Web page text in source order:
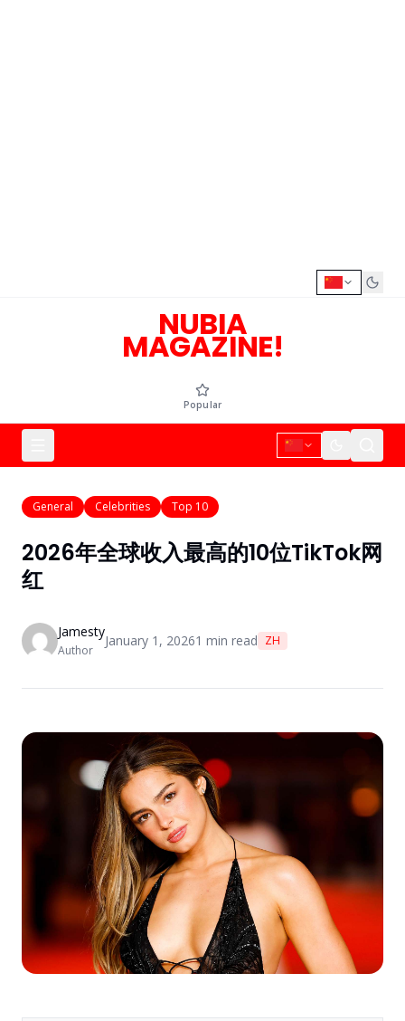
NUBIA
MAGAZINE!
Popular
General Celebrities Top 10
2026年全球收入最高的10位TikTok网
红
Jamesty
Author
January 1, 20261 min read ZH